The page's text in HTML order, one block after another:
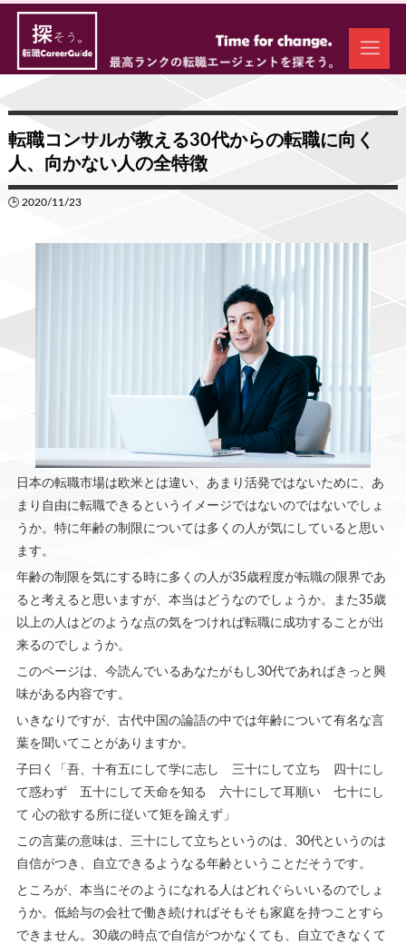
転職コンサルが教える30代からの転職に向く
人、向かない人の全特徴
🕒 2020/11/23
日本の転職市場は欧米とは違い、あまり活発ではないために、あ
まり自由に転職できるというイメージではないのではないでしょ
うか。特に年齢の制限については多くの人が気にしていると思い
ます。
年齢の制限を気にする時に多くの人が35歳程度が転職の限界であ
ると考えると思いますが、本当はどうなのでしょうか。また35歳
以上の人はどのような点の気をつければ転職に成功することが出
来るのでしょうか。
このページは、今読んでいるあなたがもし30代であればきっと興
味がある内容です。
いきなりですが、古代中国の論語の中では年齢について有名な言
葉を聞いてことがありますか。
子曰く「吾、十有五にして学に志し 三十にして立ち 四十にし
て惑わず 五十にして天命を知る 六十にして耳順い 七十にし
て 心の欲する所に従いて矩を踰えず」
この言葉の意味は、三十にして立ちというのは、30代というのは
自信がつき、自立できるようなる年齢ということだそうです。
ところが、本当にそのようになれる人はどれぐらいいるのでしょ
うか。低給与の会社で働き続ければそもそも家庭を持つことすら
できません。30歳の時点で自信がつかなくても、自立できなくて